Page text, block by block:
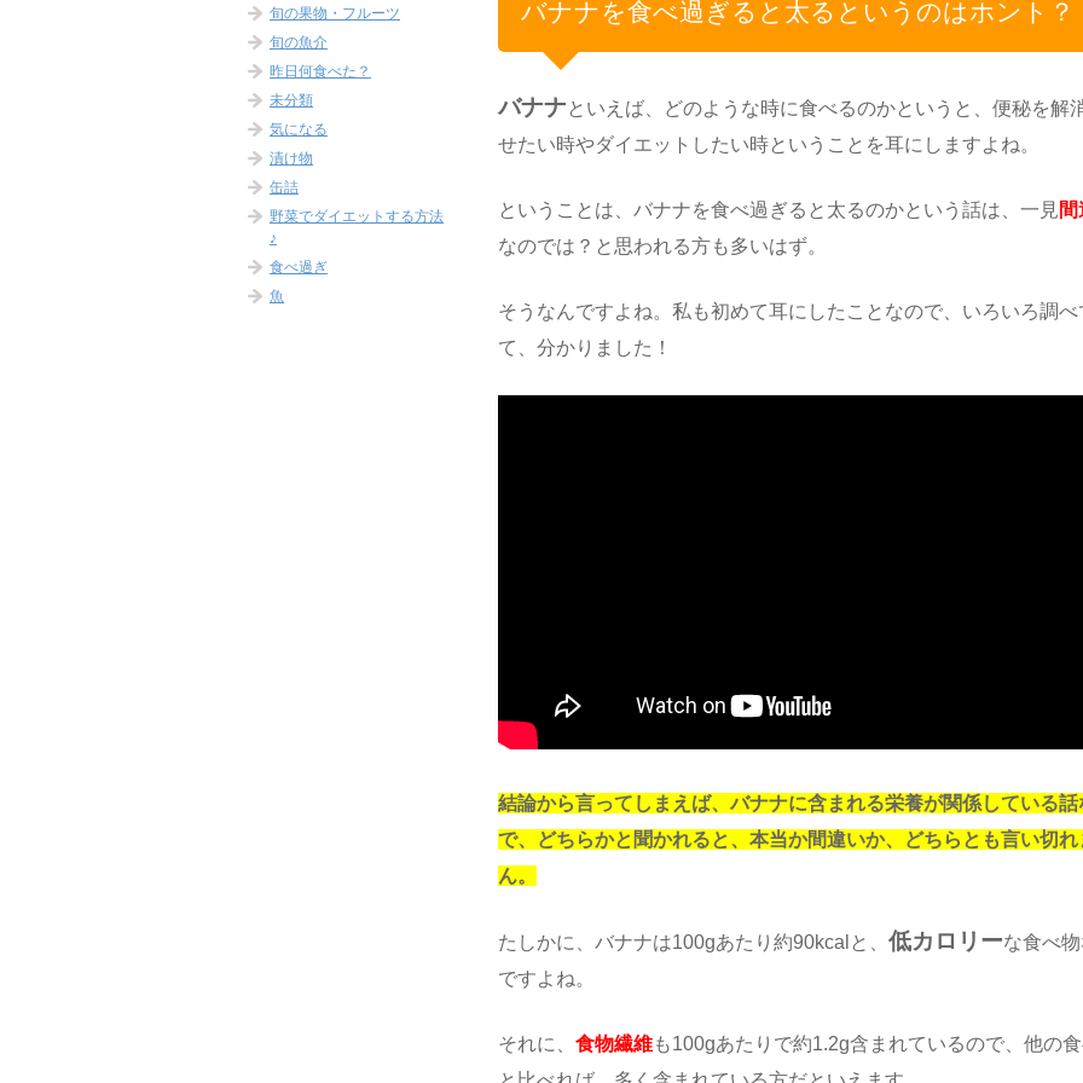
バナナを食べ過ぎると太るというのはホント？
バナナといえば、どのような時に食べるのかというと、便秘を解
せたい時やダイエットしたい時ということを耳にしますよね。
ということは、バナナを食べ過ぎると太るのかという話は、一見
なのでは？と思われる方も多いはず。
そうなんですよね。私も初めて耳にしたことなので、いろいろ調べ
て、分かりました！
結論から言ってしまえば、バナナに含まれる栄養が関係している話
で、どちらかと聞かれると、本当か間違いか、どちらとも言い切れ
ん。
たしかに、バナナは100gあたり約90kcalと、低カロリーな食べ
ですよね。
それに、食物繊維も100gあたりで約1.2g含まれているので、他の
旬の果物・フルーツ
旬の魚介
昨日何食べた？
未分類
気になる
漬け物
缶詰
野菜でダイエットする方法
♪
食べ過ぎ
魚